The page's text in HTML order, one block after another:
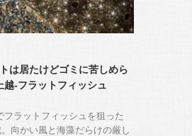
は居たけどゴミに苦しめら
越-フラットフィッシュ
フラットフィッシュを狙った
向かい風と海藻だらけの厳し